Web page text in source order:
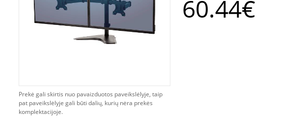
Prekė gali skirtis nuo pavaizduotos paveikslėlyje, taip
pat paveikslėlyje gali būti dalių, kurių nėra prekės
komplektacijoje.
60.44€